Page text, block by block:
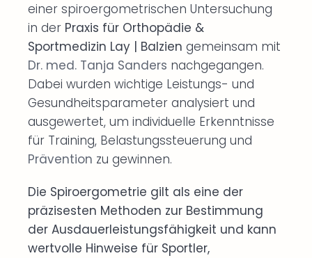
einer spiroergometrischen Untersuchung
in der Praxis für Orthopädie &
Sportmedizin Lay | Balzien gemeinsam mit
Dr. med. Tanja Sanders nachgegangen.
Dabei wurden wichtige Leistungs- und
Gesundheitsparameter analysiert und
ausgewertet, um individuelle Erkenntnisse
für Training, Belastungssteuerung und
Prävention zu gewinnen.
Die Spiroergometrie gilt als eine der
präzisesten Methoden zur Bestimmung
der Ausdauerleistungsfähigkeit und kann
wertvolle Hinweise für Sportler,